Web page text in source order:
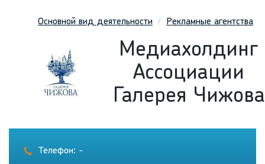
Основной вид деятельности Рекламные агентства
Медиахолдинг
Ассоциации
Галерея Чижова
Телефон: -